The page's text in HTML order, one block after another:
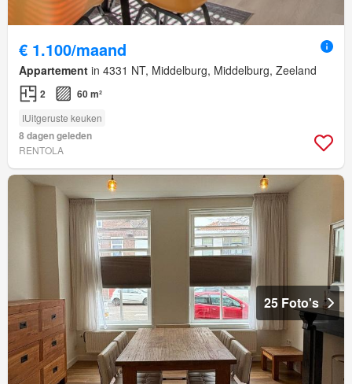
€ 1.100/maand
Appartement in 4331 NT, Middelburg, Middelburg, Zeeland
2 60 m²
IUitgeruste keuken
8 dagen geleden
RENTOLA
25 Foto's